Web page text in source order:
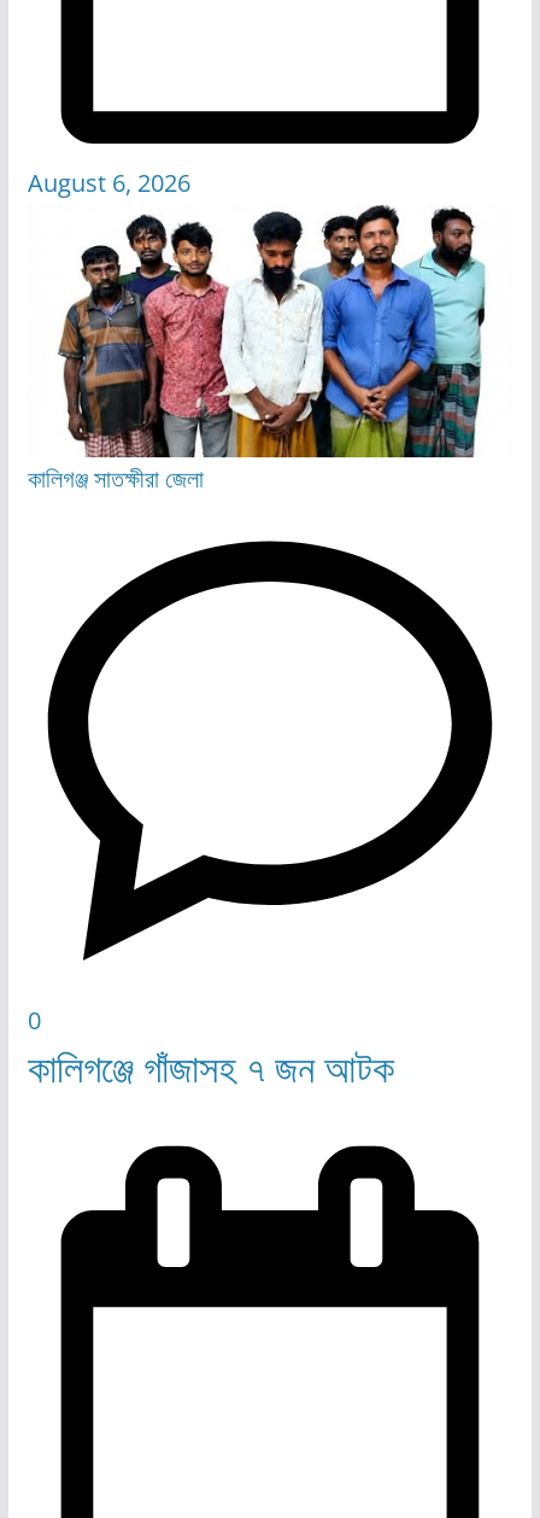
August 6, 2026
কালিগঞ্জসাতক্ষীরা জেলা
0
কালিগঞ্জে গাঁজাসহ ৭ জন আটক